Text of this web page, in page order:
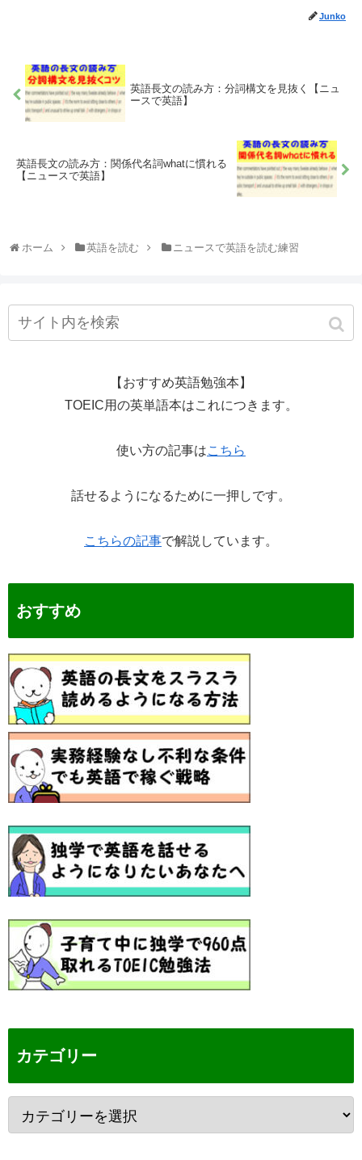
Junko
英語長文の読み方：分詞構文を見抜く【ニュ
ースで英語】
英語長文の読み方：関係代名詞whatに慣れる
【ニュースで英語】
ホーム 英語を読む ニュースで英語を読む練習
【おすすめ英語勉強本】
TOEIC用の英単語本はこれにつきます。
使い方の記事はこちら
話せるようになるために一押しです。
こちらの記事で解説しています。
おすすめ
カテゴリー